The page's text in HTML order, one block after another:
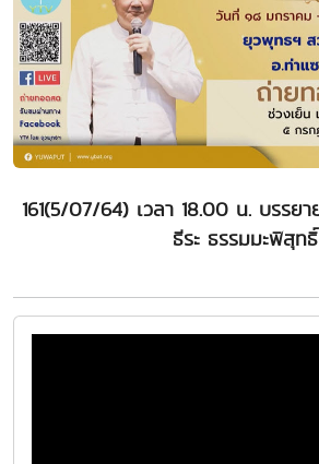
161(5/07/64) เวลา 18.00 น. บรรย
ธีระ ธรรมมะพิสุทธิ์